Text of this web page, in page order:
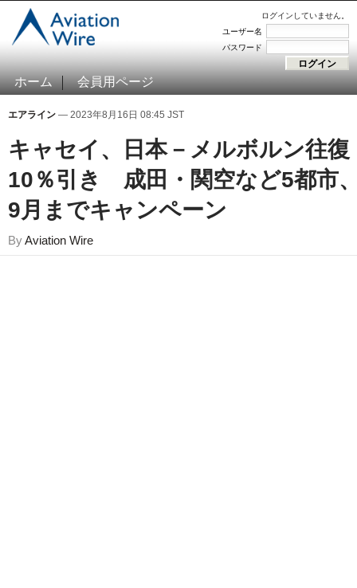
ログインしていません。
ユーザー名
パスワード
ホーム 会員用ページ
エアライン — 2023年8月16日 08:45 JST
キャセイ、日本－メルボルン往復
10％引き 成田・関空など5都市
9月までキャンペーン
ByAviation Wire